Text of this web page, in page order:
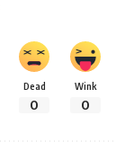
Dead
0
Wink
0